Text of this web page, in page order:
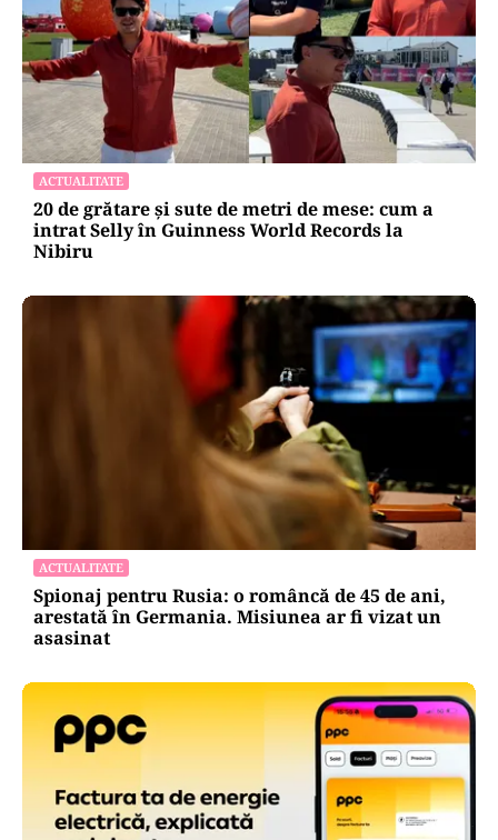
ACTUALITATE
20 de grătare și sute de metri de mese: cum a
intrat Selly în Guinness World Records la
Nibiru
ACTUALITATE
Spionaj pentru Rusia: o româncă de 45 de ani,
arestată în Germania. Misiunea ar fi vizat un
asasinat